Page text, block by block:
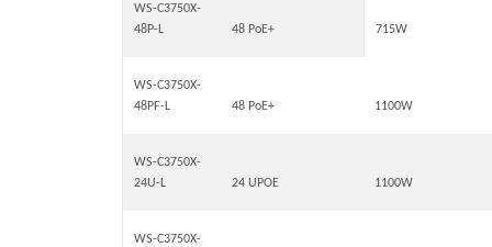
715W
WS-C3750X-
48P-L
48 PoE+
WS-C3750X-
48PF-L
48 PoE+ 1100W
WS-C3750X-
24U-L
24 UPOE 1100W
WS-C3750X-